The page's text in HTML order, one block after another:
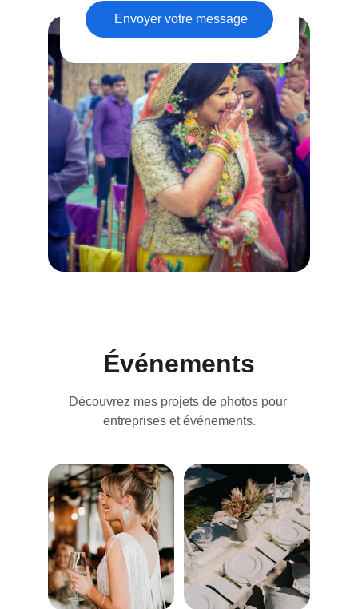
Envoyer votre message
Événements
Découvrez mes projets de photos pour
entreprises et événements.